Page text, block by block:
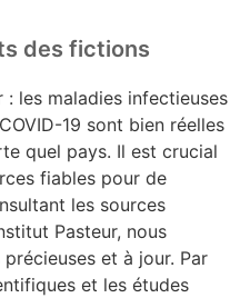
des fictions
les maladies infectieuses
19 sont bien réelles
quel pays. Il est crucial
fiables pour de
les sources
Pasteur, nous
et à jour. Par
et les études